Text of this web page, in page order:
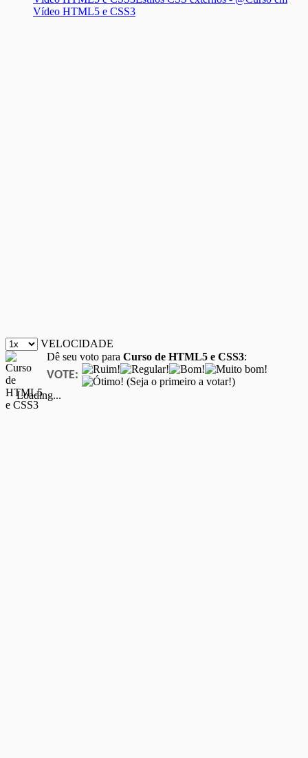
Vídeo HTML5 e CSS3
VELOCIDADE
Dê seu voto para Curso de HTML5 e CSS3:
VOTE:
(Seja o primeiro a votar!)
Loading...